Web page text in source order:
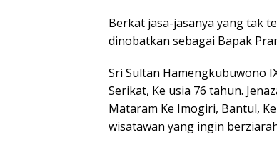
Berkat jasa-jasanya yang tak
dinobatkan sebagai Bapak
Sri Sultan Hamengkubuwono
Serikat, Ke usia 76 tahun.
Mataram Ke Imogiri, Bantul,
wisatawan yang ingin